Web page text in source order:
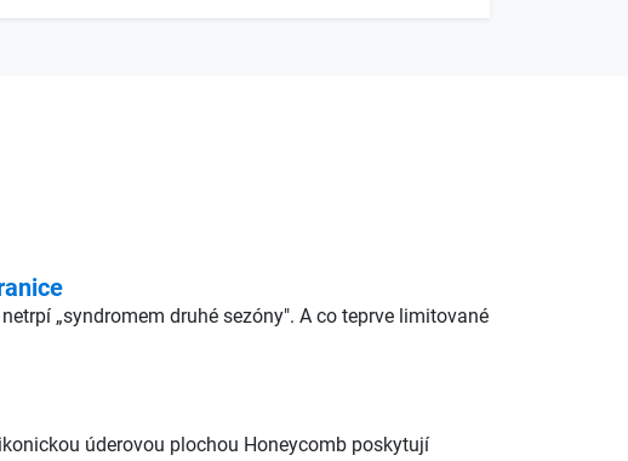
„syndromem druhé sezóny". A co teprve limitované
úderovou plochou Honeycomb poskytují